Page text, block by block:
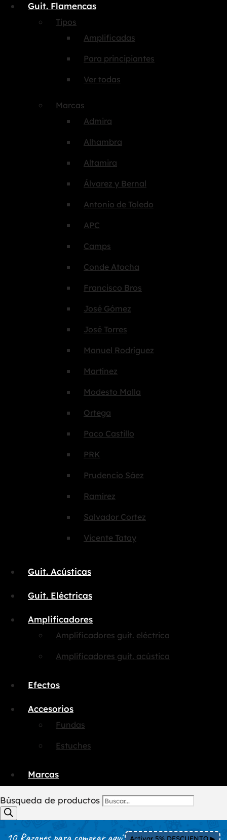
Guit. Flamencas
Tipos
Amplificadas
Para principiantes
Ver todas
Marcas
Admira
Alhambra
Altamira
Álvarez y Bernal
Antonio de Toledo
APC
Camps
Conde Atocha
Francisco Bros
José Gómez
José Torres
Manuel Rodríguez
Martínez
Modesto Malla
Ortega
Paco Castillo
PRK
Prudencio Sáez
Ramírez
Salvador Cortez
Vicente Tatay
Guit. Acústicas
Guit. Eléctricas
Amplificadores
Amplificadores guit. eléctrica
Amplificadores guit. acústica
Efectos
Accesorios
Fundas
Estuches
Marcas
Búsqueda de productos